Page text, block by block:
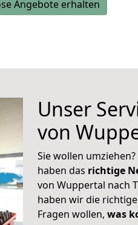
Angebote erhalten
Unser
von
Sie wollen
haben das richtige
von Wuppertal nach
haben wir die
Fragen wollen, was